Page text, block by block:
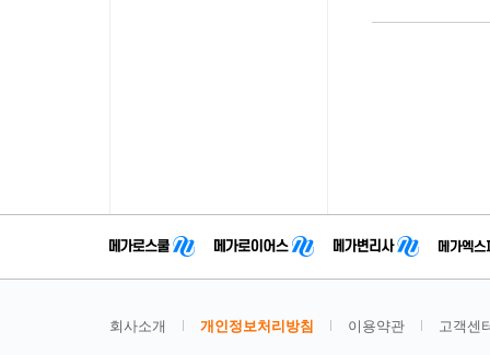
회사소개 개인정보처리방침 이용약관 고객센